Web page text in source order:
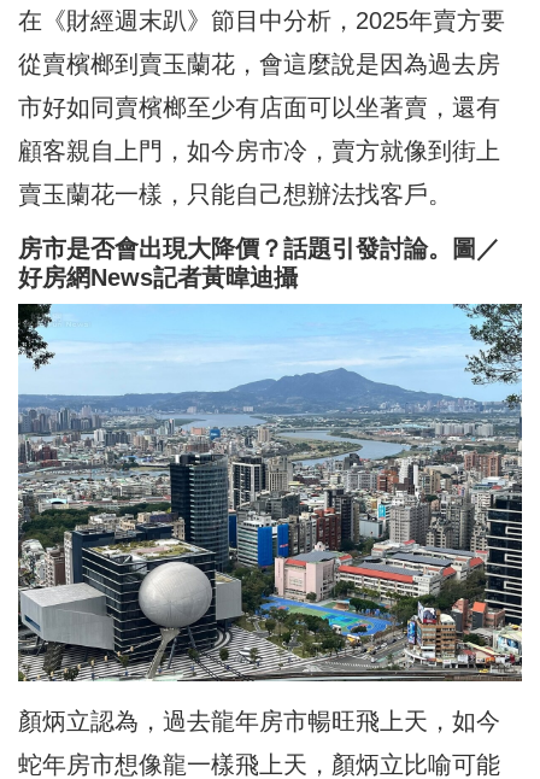
在《財經週末趴》節目中分析，2025年賣方要
從賣檳榔到賣玉蘭花，會這麼說是因為過去房
市好如同賣檳榔至少有店面可以坐著賣，還有
顧客親自上門，如今房市冷，賣方就像到街上
賣玉蘭花一樣，只能自己想辦法找客戶。
房市是否會出現大降價？話題引發討論。圖／
好房網News記者黃暐迪攝
顏炳立認為，過去龍年房市暢旺飛上天，如今
蛇年房市想像龍一樣飛上天，顏炳立比喻可能